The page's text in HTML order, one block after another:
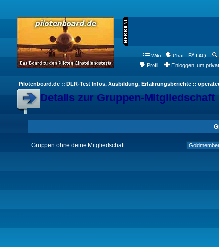
Wiki Chat FAQ
Profil
Einloggen, um
Pilotenboard.de :: DLR-Test Infos, Ausbildung, Erfahrungsberichte ::
Details zur Gruppen-Mitgliedschaft
Gruppen ohne deine Mitgliedschaft